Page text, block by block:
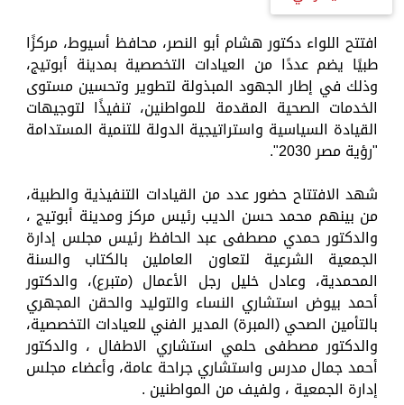
افتتح اللواء دكتور هشام أبو النصر، محافظ أسيوط، مركزًا
طبيًا يضم عددًا من العيادات التخصصية بمدينة أبوتيج،
وذلك في إطار الجهود المبذولة لتطوير وتحسين مستوى
الخدمات الصحية المقدمة للمواطنين، تنفيذًا لتوجيهات
القيادة السياسية واستراتيجية الدولة للتنمية المستدامة
"رؤية مصر 2030".
شهد الافتتاح حضور عدد من القيادات التنفيذية والطبية،
من بينهم محمد حسن الديب رئيس مركز ومدينة أبوتيج ،
والدكتور حمدي مصطفى عبد الحافظ رئيس مجلس إدارة
الجمعية الشرعية لتعاون العاملين بالكتاب والسنة
المحمدية، وعادل خليل رجل الأعمال (متبرع)، والدكتور
أحمد بيوض استشاري النساء والتوليد والحقن المجهري
بالتأمين الصحي (المبرة) المدير الفني للعيادات التخصصية،
والدكتور مصطفى حلمي استشاري الاطفال ، والدكتور
أحمد جمال مدرس واستشاري جراحة عامة، وأعضاء مجلس
إدارة الجمعية ، ولفيف من المواطنين .